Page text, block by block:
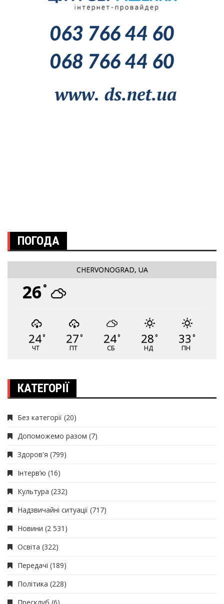
ПОГОДА
CHERVONOGRAD, UA
26°
24°
ЧТ
27°
ПТ
24°
СБ
28°
НД
33 °
ПН
КАТЕГОРІЇ
Без категорії (20)
Допоможемо разом (7)
Здоров'я (799)
Інтерв’ю (16)
Культура (232)
Надзвичайні ситуації (717)
Новини (2 531)
Освіта (322)
Передачі (189)
Політика (228)